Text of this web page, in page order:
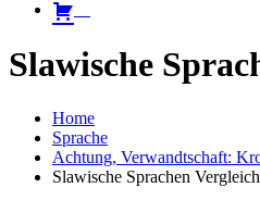
Slawische
Home
Sprache
Achtung, Verwandtschaft:
Slawische Sprachen Vergleich